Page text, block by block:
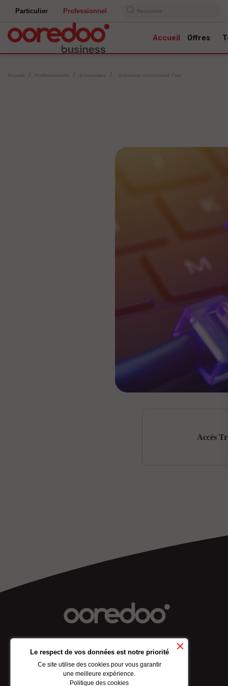
Particulier Professionnel Recherche
Accueil Offres
Accueil Professionnels Entreprises Solutions connectivité Fixe
Accès
À PROPOS DE NOS
Le respect de vos données est notre priorité
Ce site utilise des cookies pour vous garantir
une meilleure expérience.
Politique des cookies